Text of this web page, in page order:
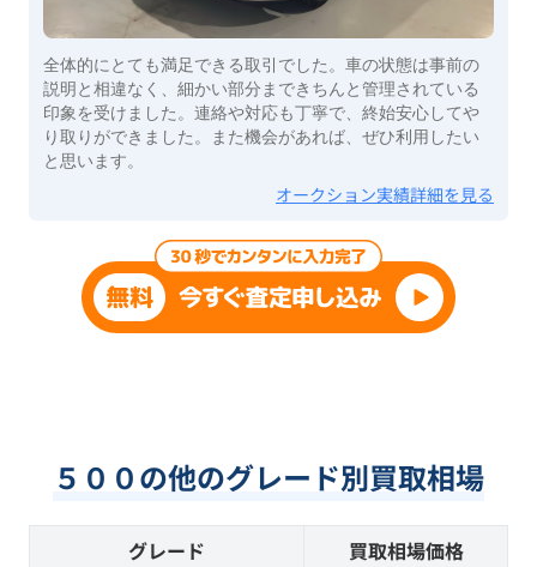
全体的にとても満足できる取引でした。車の状態は事前の
説明と相違なく、細かい部分まできちんと管理されている
印象を受けました。連絡や対応も丁寧で、終始安心してや
り取りができました。また機会があれば、ぜひ利用したい
と思います。
オークション実績詳細を見る
５００の他のグレード別買取相場
グレード 買取相場価格